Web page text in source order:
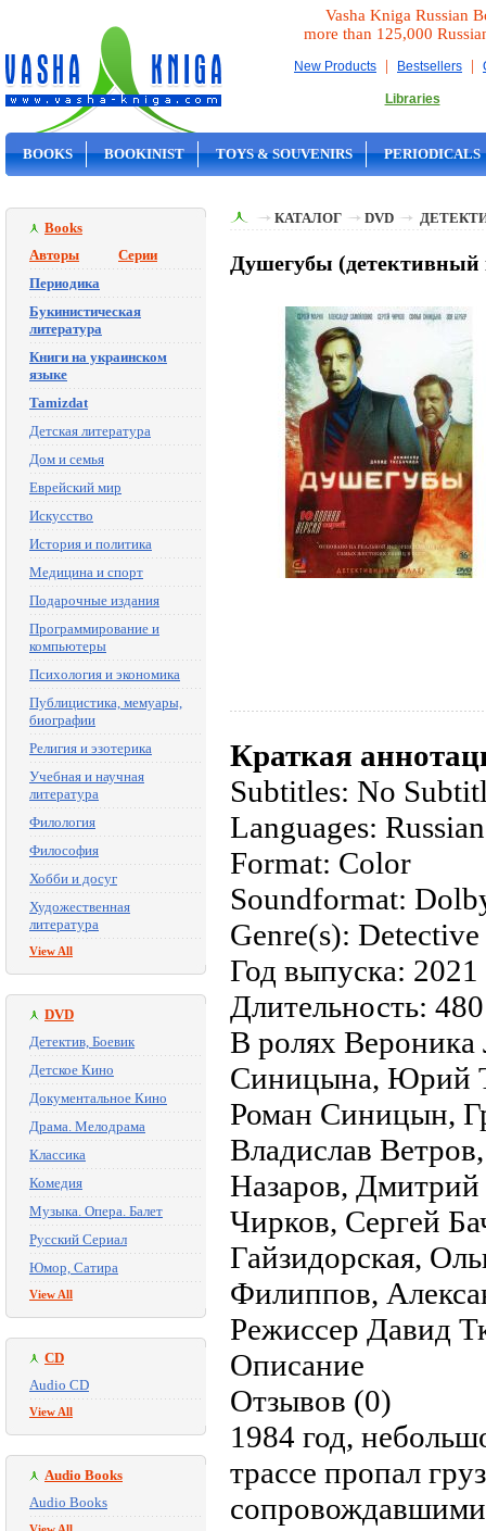
Vasha Kniga Russian
more than 125,000
New Products | Bestsellers |
Libraries
BOOKS BOOKINIST TOYS & SOUVENIRS PERIODICALS
Books
Авторы
Серии
Периодика
Букинистическая
литература
Книги на украинском
языке
Tamizdat
Детская литература
Дом и семья
Еврейский мир
Искусство
История и политика
Медицина и спорт
Подарочные издания
Программирование и
компьютеры
Психология и экономика
Публицистика, мемуары,
биографии
Религия и эзотерика
Учебная и научная
литература
Филология
Философия
Хобби и досуг
Художественная
литература
View All
DVD
Детектив, Боевик
Детское Кино
Документальное Кино
Драма. Мелодрама
Классика
Комедия
Музыка. Опера. Балет
Русский Сериал
Юмор, Сатира
View All
CD
Audio CD
View All
Audio Books
Audio Books
КАТАЛОГ DVD
Душегубы (детективный
Краткая
Subtitles: No
Languages: Russian
Format: Color
Soundformat:
Genre(s):
Год выпуска: 2021
Длительность:
В ролях Вероника
Синицына, Юрий
Роман Синицын,
Владислав
Назаров,
Чирков, Сергей
Гайзидорская,
Филиппов,
Режиссер Давид
Описание
Отзывов (0)
1984 год,
трассе пропал